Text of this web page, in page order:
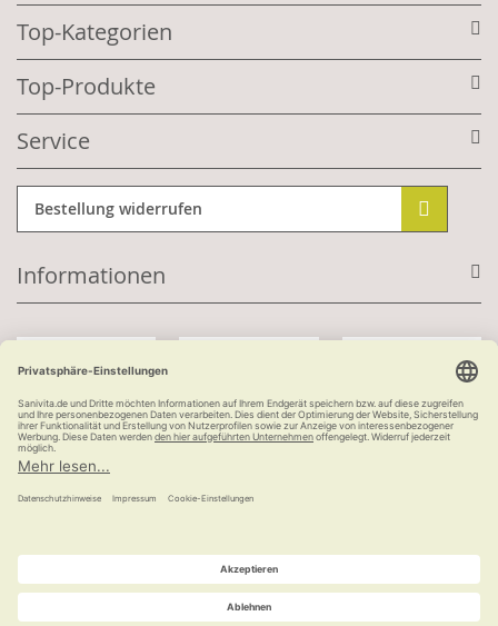
Top-Kategorien
Top-Produkte
Service
Bestellung widerrufen
Informationen
Kauf auf Rechnung
versandkostenfrei